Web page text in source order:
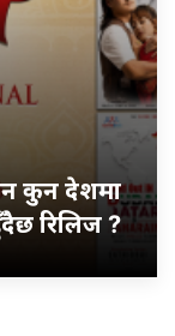
कुन देशमा
रिलिज ?